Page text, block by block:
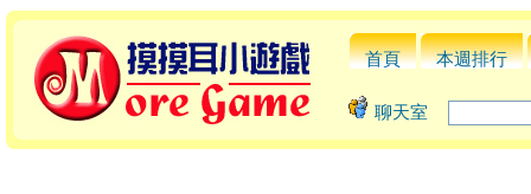
首頁 本週排行
聊天室